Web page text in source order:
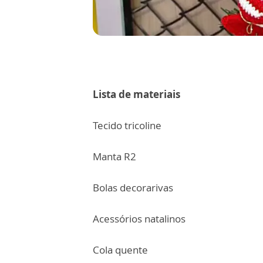
Lista de materiais
Tecido tricoline
Manta R2
Bolas decorarivas
Acessórios natalinos
Cola quente